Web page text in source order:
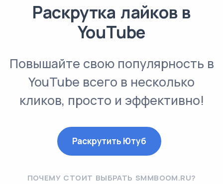
Раскрутка лайков в
YouTube
Повышайте свою популярность в
YouTube всего в несколько
кликов, просто и эффективно!
Раскрутить Ютуб
ПОЧЕМУ СТОИТ ВЫБРАТЬ SMMBOOM.RU?